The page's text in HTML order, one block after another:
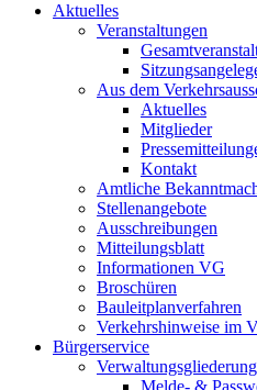
Aktuelles
Veranstaltungen
Aus dem
Aktuelles
Mitglieder
Kontakt
Amtliche
Stellenangebote
Ausschreibungen
Mitteilungsblatt
Informationen VG
Broschüren
Bauleitplanverfahren
Verkehrshinweise im
Bürgerservice
Verwaltungsgliederung
Melde- &